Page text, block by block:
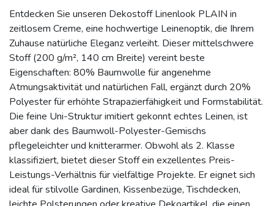
Entdecken Sie unseren Dekostoff Linenlook PLAIN in
zeitlosem Creme, eine hochwertige Leinenoptik, die Ihrem
Zuhause natürliche Eleganz verleiht. Dieser mittelschwere
Stoff (200 g/m², 140 cm Breite) vereint beste
Eigenschaften: 80% Baumwolle für angenehme
Atmungsaktivität und natürlichen Fall, ergänzt durch 20%
Polyester für erhöhte Strapazierfähigkeit und Formstabilität.
Die feine Uni-Struktur imitiert gekonnt echtes Leinen, ist
aber dank des Baumwoll-Polyester-Gemischs
pflegeleichter und knitterarmer. Obwohl als 2. Klasse
klassifiziert, bietet dieser Stoff ein exzellentes Preis-
Leistungs-Verhältnis für vielfältige Projekte. Er eignet sich
ideal für stilvolle Gardinen, Kissenbezüge, Tischdecken,